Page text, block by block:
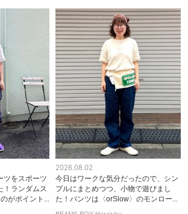
ツをスポーツ
！ランダムス
がポイント...
2026.08.02
今日はワークな気分だったので、シン
プルにまとめつつ、小物で遊びまし
た！パンツは〈orSlow〉のモンロー...